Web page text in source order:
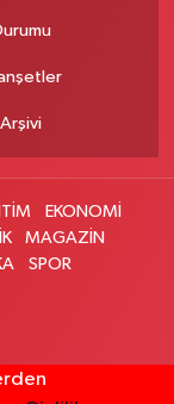
Trend
Hastanesi'nin
EKONOMİ
MAGAZİN
SPOR